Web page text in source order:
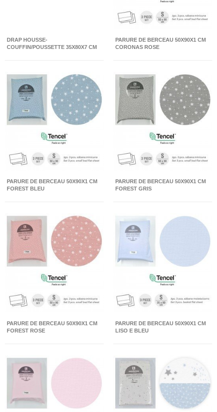
DRAP HOUSSE-
COUFFIN/POUSSETTE 35X80X7 CM
PARURE DE BERCEAU 50X90X1 CM
CORONAS ROSE
PARURE DE BERCEAU 50X90X1 CM
FOREST BLEU
PARURE DE BERCEAU 50X90X1 CM
FOREST GRIS
PARURE DE BERCEAU 50X90X1 CM
FOREST ROSE
PARURE DE BERCEAU 50X90X1 CM
LISO E BLEU